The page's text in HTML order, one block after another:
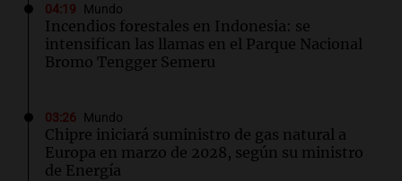
04:19 Mundo
Incendios forestales en Indonesia: se
intensifican las llamas en el Parque Nacional
Bromo Tengger Semeru
03:26 Mundo
Chipre iniciará suministro de gas natural a
Europa en marzo de 2028, según su ministro
de Energía